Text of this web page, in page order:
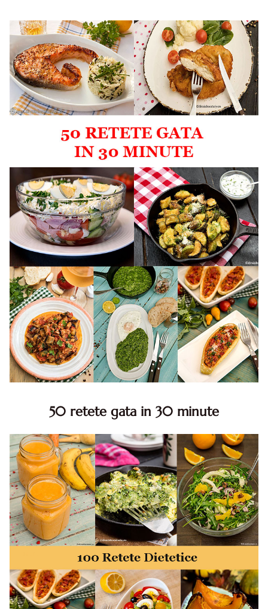
50 retete gata in 30 minute
minute. Retete rapide. Retete rapide de mancare. Idei
retete mancare rapid